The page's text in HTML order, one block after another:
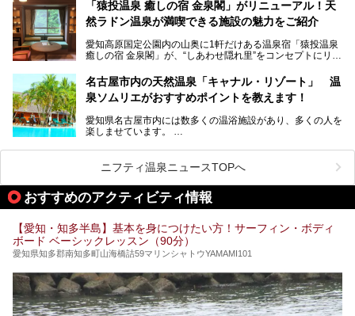
お好みの温泉施設を見つけて楽しんでくださいね。
にするだけあり、アクセスの良さにも胸が高鳴ります。
今回は普段は男性専用となっているパブリックサウナが、女
さっそく取材してきました！
「猿投温泉 癒しの宿 金泉閣」がリニューアル！天
然ラドン温泉が満喫できる施設の魅力をご紹介
愛知高原国定公園内の山奥に1軒だけある温泉宿「猿投温泉
癒しの宿 金泉閣」が、“しあわせ隠れ里”をコンセプトにリニ
天然ラドン温泉が堪能できるお風呂や、新設・改装された客
室、地元の食材と温泉水で作られたお料理……。
ご紹介します。
名古屋市内の天然温泉「キャナル・リゾート」 温
泉ソムリエがおすすめポイントを教えます！
愛知県名古屋市内には数多くの温浴施設があり、多くの人を
楽しませています。
ムリエの目線で紹介していきます！
名古屋市内にはスーパー銭湯や日帰り温泉が多く、「どこに
行こうかな？」と悩んでしまう方も多いと思います。
ぜひこの記事を参考にして「キャナル・リゾート」に出かけ
てみるのはいかがでしょうか？
ニフティ温泉ニュースTOPへ
おすすめのアクティビティ情報
【愛知・知多半島】基本を身につけたい方！サーフィン・ボディ
ボード ベーシックレッスン（90分）
愛知県知多郡南知多町山海橋詰59マリンシャトウYAMAMI101